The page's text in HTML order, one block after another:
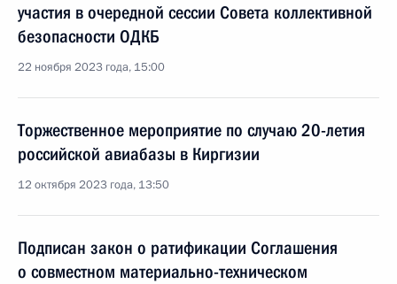
участия в очередной сессии Совета коллективной
безопасности ОДКБ
22 ноября 2023 года, 15:00
Торжественное мероприятие по случаю 20-летия
российской авиабазы в Киргизии
12 октября 2023 года, 13:50
Подписан закон о ратификации Соглашения
о совместном материально-техническом